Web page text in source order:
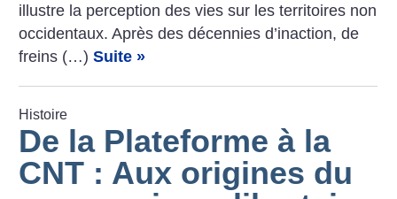
illustre la perception des vies sur les territoires non
occidentaux. Après des décennies d’inaction, de
freins (…)Suite »
Histoire
De la Plateforme à la
CNT : Aux origines du